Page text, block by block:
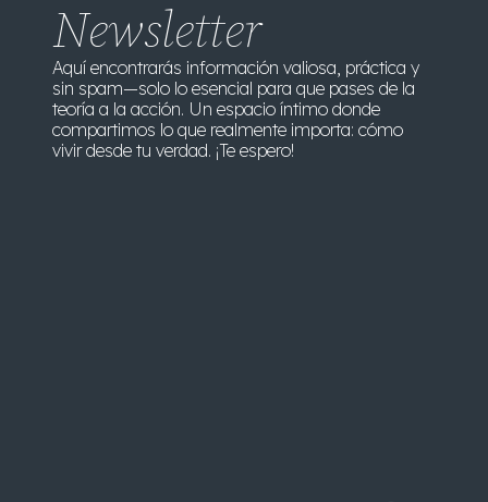
Newsletter
Aquí encontrarás información valiosa, práctica y
sin spam—solo lo esencial para que pases de la
teoría a la acción. Un espacio íntimo donde
compartimos lo que realmente importa: cómo
vivir desde tu verdad. ¡Te espero!